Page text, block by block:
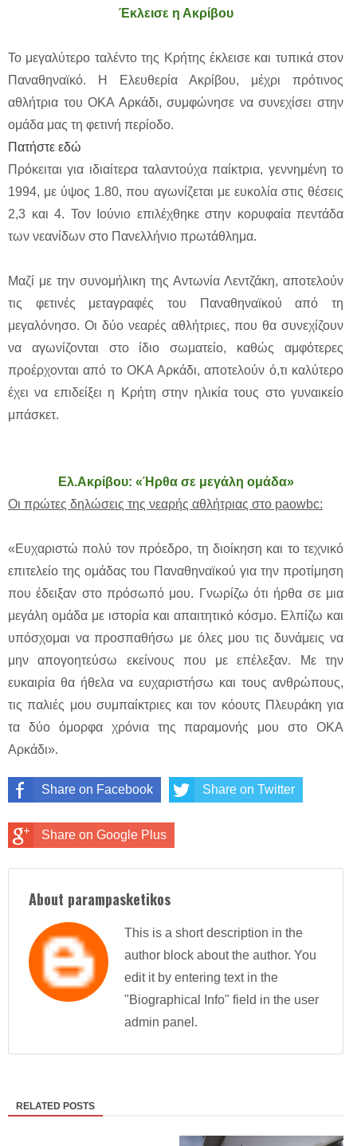
Έκλεισε η Ακρίβου
Το μεγαλύτερο ταλέντο της Κρήτης έκλεισε και τυπικά στον
Παναθηναϊκό. Η Ελευθερία Ακρίβου, μέχρι πρότινος
αθλήτρια του ΟΚΑ Αρκάδι, συμφώνησε να συνεχίσει στην
ομάδα μας τη φετινή περίοδο.
Πατήστε εδώ
Πρόκειται για ιδιαίτερα ταλαντούχα παίκτρια, γεννημένη το
1994, με ύψος 1.80, που αγωνίζεται με ευκολία στις θέσεις
2,3 και 4. Τον Ιούνιο επιλέχθηκε στην κορυφαία πεντάδα
των νεανίδων στο Πανελλήνιο πρωτάθλημα.
Μαζί με την συνομήλικη της Αντωνία Λεντζάκη, αποτελούν
τις φετινές μεταγραφές του Παναθηναϊκού από τη
μεγαλόνησο. Οι δύο νεαρές αθλήτριες, που θα συνεχίζουν
να αγωνίζονται στο ίδιο σωματείο, καθώς αμφότερες
προέρχονται από το ΟΚΑ Αρκάδι, αποτελούν ό,τι καλύτερο
έχει να επιδείξει η Κρήτη στην ηλικία τους στο γυναικείο
μπάσκετ.
Eλ.Ακρίβου: «Ήρθα σε μεγάλη ομάδα»
Οι πρώτες δηλώσεις της νεαρής αθλήτριας στο paowbc:
«Ευχαριστώ πολύ τον πρόεδρο, τη διοίκηση και το τεχνικό
επιτελείο της ομάδας του Παναθηναϊκού για την προτίμηση
που έδειξαν στο πρόσωπό μου. Γνωρίζω ότι ήρθα σε μια
μεγάλη ομάδα με ιστορία και απαιτητικό κόσμο. Ελπίζω και
υπόσχομαι να προσπαθήσω με όλες μου τις δυνάμεις να
μην απογοητεύσω εκείνους που με επέλεξαν. Με την
ευκαιρία θα ήθελα να ευχαριστήσω και τους ανθρώπους,
τις παλιές μου συμπαίκτριες και τον κόουτς Πλευράκη για
τα δύο όμορφα χρόνια της παραμονής μου στο ΟΚΑ
Αρκάδι».
Share on Facebook Share on Twitter
Share on Google Plus
About parampasketikos
This is a short description in the
author block about the author. You
edit it by entering text in the
"Biographical Info" field in the user
admin panel.
RELATED POSTS